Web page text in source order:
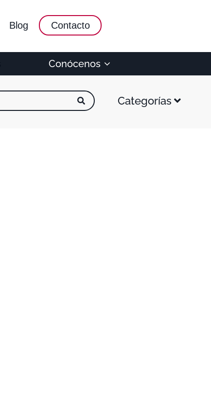
Blog Contacto
Conócenos
Categorías